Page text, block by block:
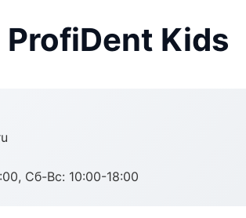
Kids
Сб-Вс: 10:00-18:00